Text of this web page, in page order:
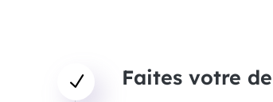
N Faites votre